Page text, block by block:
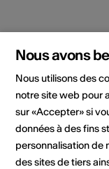
Nous avons
Nous utilisons des
notre site web pour
sur «Accepter» si
données à des fins
personnalisation de
des sites de tiers